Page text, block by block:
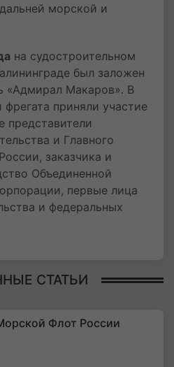
морской и
на судостроительном
был заложен
«Адмирал Макаров». В
приняли участие
представители
и Главного
заказчика и
Объединенной
первые лица
и федеральных
СТАТЬИ
Флот России